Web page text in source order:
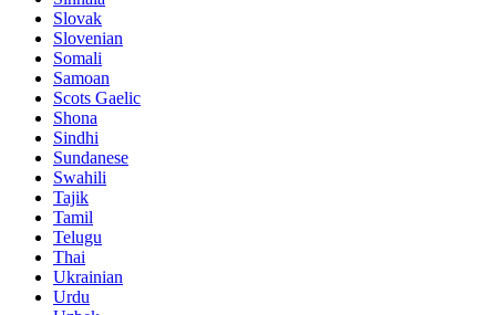
Slovak
Slovenian
Somali
Samoan
Scots Gaelic
Shona
Sindhi
Sundanese
Swahili
Tajik
Tamil
Telugu
Thai
Ukrainian
Urdu